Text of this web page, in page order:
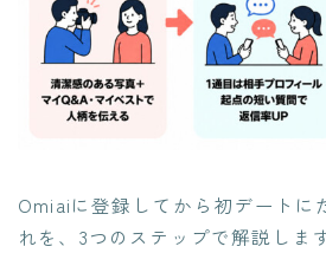
Omiaiに登録してから初デートに
れを、3つのステップで解説しま